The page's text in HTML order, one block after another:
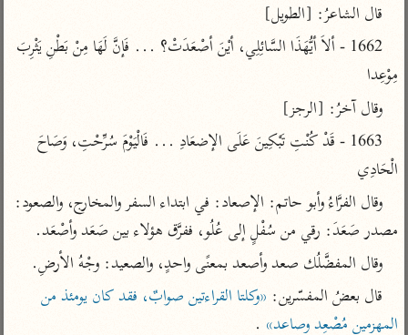
تفسير قتادة
اشترك لتصلك أخبار مشاريعنا
اشترك
راسلنا • تليجرام • تويتر
تعليمات•عن الباحث القرآني
قال الشاعرُ: [الطويل]
مِوْعِدا
وقال آخرُ: [الرجز]
الْحَادِي
مصدر صَعَدَ: رقي من سُفْلٍ إلى عُلُو، ففرَّق هؤلاء بين صَعَد وأصْعَد.
وقال المفضَّلُك صعد وأصعد بمعنًى واحدٍ، والصعيد: وجْهُ الأرضِ.
قال بعضُ المفسّرين:
المهزمين مُصْعِد وصاعد» .